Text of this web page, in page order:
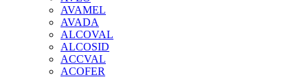
AVAMEL
AVADA
ALCOVAL
ALCOSID
ACCVAL
ACOFER